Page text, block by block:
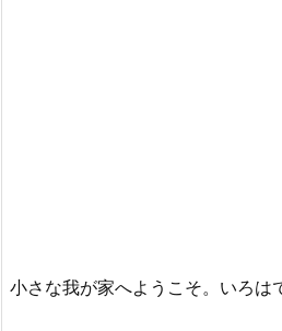
小さな我が家へようこそ。いろは